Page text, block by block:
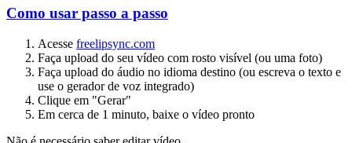
Como usar passo a passo
Acesse freelipsync.com
Faça upload do seu vídeo com rosto visível (ou uma foto)
Faça upload do áudio no idioma destino (ou escreva o texto e
use o gerador de voz integrado)
Clique em "Gerar"
Em cerca de 1 minuto, baixe o vídeo pronto